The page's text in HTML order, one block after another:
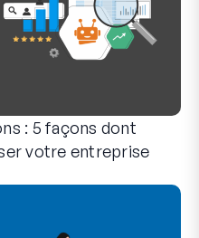
: 5 façons dont
votre entreprise